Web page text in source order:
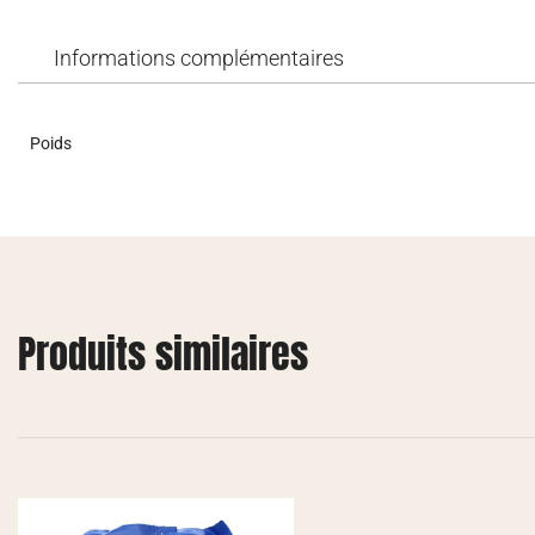
Informations complémentaires
Poids
Produits similaires